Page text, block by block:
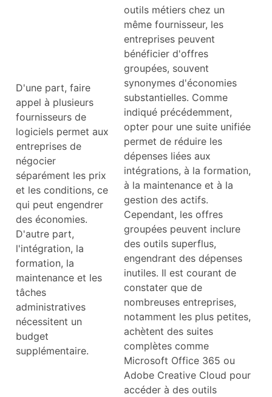
D'une part, faire
appel à plusieurs
fournisseurs de
logiciels permet aux
entreprises de
négocier
séparément les prix
et les conditions, ce
qui peut engendrer
des économies.
D'autre part,
l'intégration, la
formation, la
maintenance et les
tâches
administratives
nécessitent un
budget
supplémentaire.
outils métiers chez un
même fournisseur, les
entreprises peuvent
bénéficier d'offres
groupées, souvent
synonymes d'économies
substantielles. Comme
indiqué précédemment,
opter pour une suite unifiée
permet de réduire les
dépenses liées aux
intégrations, à la formation,
à la maintenance et à la
gestion des actifs.
Cependant, les offres
groupées peuvent inclure
des outils superflus,
engendrant des dépenses
inutiles. Il est courant de
constater que de
nombreuses entreprises,
notamment les plus petites,
achètent des suites
complètes comme
Microsoft Office 365 ou
Adobe Creative Cloud pour
accéder à des outils